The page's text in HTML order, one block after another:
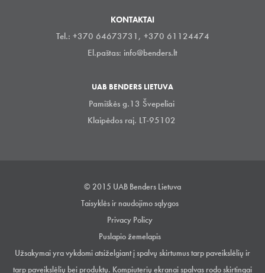
KONTAKTAI
Tel.: +370 64673731, +370 61124474
El.paštas: info@benders.lt
UAB BENDERS LIETUVA
Pamiškės g.13 Švepeliai
Klaipėdos raj. LT-95102
© 2015 UAB Benders Lietuva
Taisyklės ir naudojimo sąlygos
Privacy Policy
Puslapio žemelapis
Užsakymai yra vykdomi atsiželgiant į spalvų skirtumus tarp paveikslėlių ir
tarp paveikslėlių bei produktų. Kompiuterių ekranai spalvas rodo skirtingai